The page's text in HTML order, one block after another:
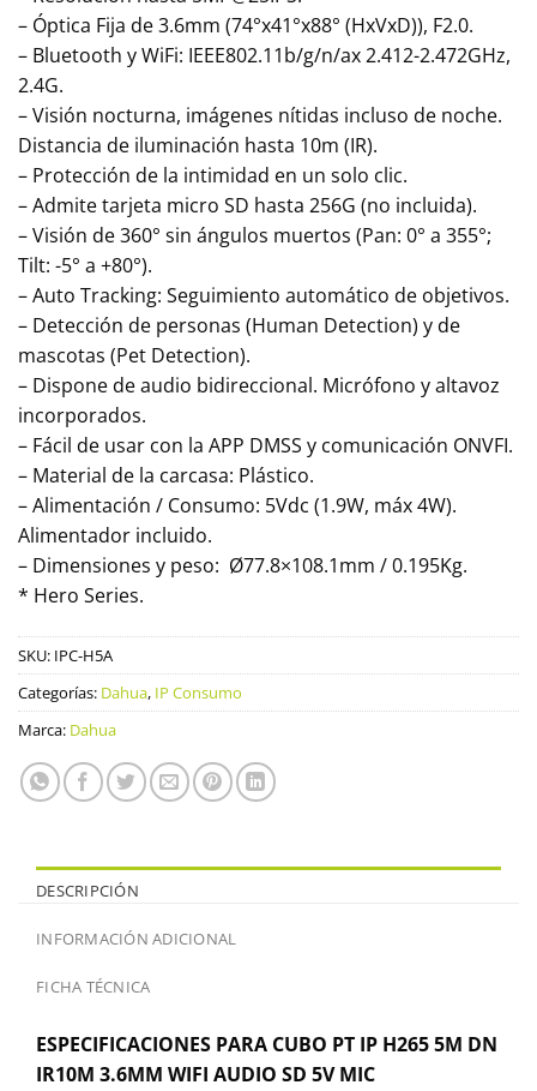
– Óptica Fija de 3.6mm (74°x41°x88° (HxVxD)), F2.0.
– Bluetooth y WiFi: IEEE802.11b/g/n/ax 2.412-2.472GHz,
2.4G.
– Visión nocturna, imágenes nítidas incluso de noche.
Distancia de iluminación hasta 10m (IR).
– Protección de la intimidad en un solo clic.
– Admite tarjeta micro SD hasta 256G (no incluida).
– Visión de 360° sin ángulos muertos (Pan: 0° a 355°;
Tilt: -5° a +80°).
– Auto Tracking: Seguimiento automático de objetivos.
– Detección de personas (Human Detection) y de
mascotas (Pet Detection).
– Dispone de audio bidireccional. Micrófono y altavoz
incorporados.
– Fácil de usar con la APP DMSS y comunicación ONVFI.
– Material de la carcasa: Plástico.
– Alimentación / Consumo: 5Vdc (1.9W, máx 4W).
Alimentador incluido.
– Dimensiones y peso: Ø77.8×108.1mm / 0.195Kg.
* Hero Series.
SKU: IPC-H5A
Categorías: Dahua, IP Consumo
Marca: Dahua
DESCRIPCIÓN
INFORMACIÓN ADICIONAL
FICHA TÉCNICA
ESPECIFICACIONES PARA CUBO PT IP H265 5M DN
IR10M 3.6MM WIFI AUDIO SD 5V MIC